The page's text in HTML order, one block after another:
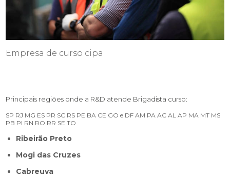
Empresa de curso cipa
Principais regiões onde a R&D atende Brigadista curso:
SP RJ MG ES PR SC RS PE BA CE GO e DF AM PA AC AL AP MA MT MS
PB PI RN RO RR SE TO
Ribeirão Preto
Mogi das Cruzes
Cabreuva